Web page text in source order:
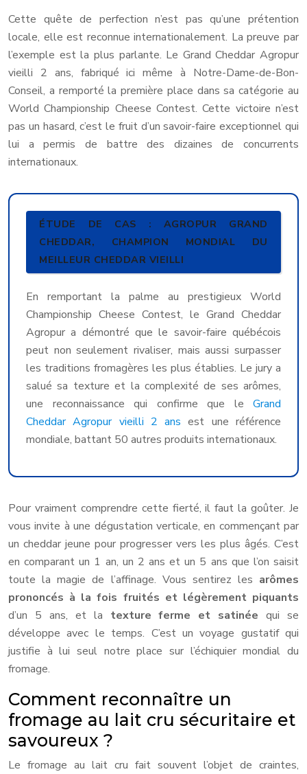
Cette quête de perfection n’est pas qu’une prétention
locale, elle est reconnue internationalement. La preuve par
l’exemple est la plus parlante. Le Grand Cheddar Agropur
vieilli 2 ans, fabriqué ici même à Notre-Dame-de-Bon-
Conseil, a remporté la première place dans sa catégorie au
World Championship Cheese Contest. Cette victoire n’est
pas un hasard, c’est le fruit d’un savoir-faire exceptionnel qui
lui a permis de battre des dizaines de concurrents
internationaux.
ÉTUDE DE CAS : AGROPUR GRAND
CHEDDAR, CHAMPION MONDIAL DU
MEILLEUR CHEDDAR VIEILLI
En remportant la palme au prestigieux World
Championship Cheese Contest, le Grand Cheddar
Agropur a démontré que le savoir-faire québécois
peut non seulement rivaliser, mais aussi surpasser
les traditions fromagères les plus établies. Le jury a
salué sa texture et la complexité de ses arômes,
une reconnaissance qui confirme que le Grand
Cheddar Agropur vieilli 2 ans est une référence
mondiale, battant 50 autres produits internationaux.
Pour vraiment comprendre cette fierté, il faut la goûter. Je
vous invite à une dégustation verticale, en commençant par
un cheddar jeune pour progresser vers les plus âgés. C’est
en comparant un 1 an, un 2 ans et un 5 ans que l’on saisit
toute la magie de l’affinage. Vous sentirez les arômes
prononcés à la fois fruités et légèrement piquants
d’un 5 ans, et la texture ferme et satinée qui se
développe avec le temps. C’est un voyage gustatif qui
justifie à lui seul notre place sur l’échiquier mondial du
fromage.
Comment reconnaître un
fromage au lait cru sécuritaire et
savoureux ?
Le fromage au lait cru fait souvent l’objet de craintes,